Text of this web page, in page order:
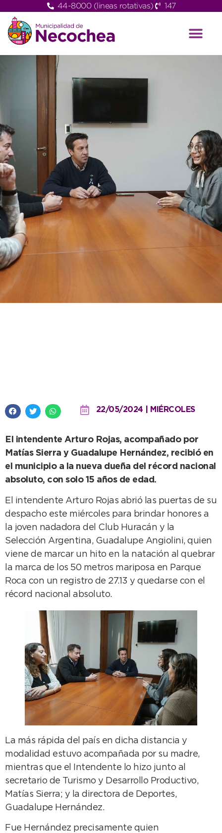
44-8000 (lineas rotativas) 147
22/05/2024 | MIÉRCOLES
El intendente Arturo Rojas, acompañado por
Matías Sierra y Guadalupe Hernández, recibió en
el municipio a la nueva dueña del récord nacional
absoluto, con solo 15 años de edad.
El intendente Arturo Rojas abrió las puertas de su
despacho este miércoles para brindar honores a
la joven nadadora del Club Huracán y la
Selección Argentina, Guadalupe Angiolini, quien
viene de marcar un hito en la natación al quebrar
la marca de los 50 metros mariposa en Parque
Roca con un registro de 27.13 y quedarse con el
récord nacional absoluto.
La más rápida del país en dicha distancia y
modalidad estuvo acompañada por su madre,
mientras que el Intendente lo hizo junto al
secretario de Turismo y Desarrollo Productivo,
Matías Sierra; y la directora de Deportes,
Guadalupe Hernández.
Fue Hernández precisamente quien